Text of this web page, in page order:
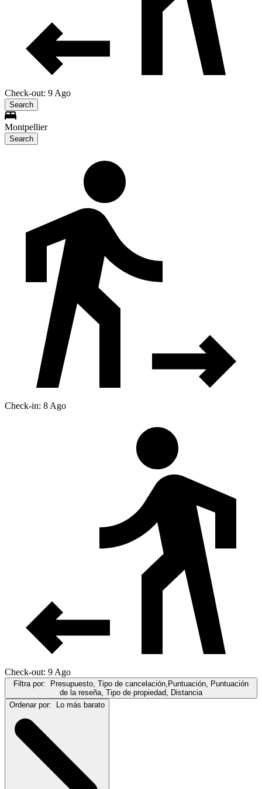
Check-out: 9 Ago
Search
Montpellier
Search
Check-in: 8 Ago
Check-out: 9 Ago
Filtra por:
Presupuesto, Tipo de cancelación,Puntuación, Puntuación
de la reseña, Tipo de propiedad, Distancia
Ordenar por:
Lo más barato